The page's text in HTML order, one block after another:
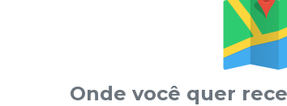
Onde você quer